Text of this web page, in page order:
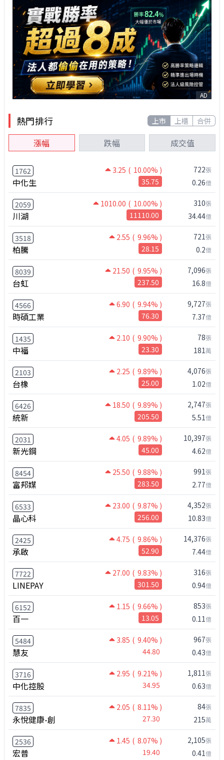
AD
熱門排行 上市 上櫃 合併
漲幅 跌幅 成交值
1762 3.25 ( 10.00% )
中化生 35.75
722張
0.26億
2059 1010.00 ( 10.00% )
川湖 11110.00
310張
34.44億
3518 2.55 ( 9.96% )
柏騰 28.15
721張
0.2億
8039 21.50 ( 9.95% )
台虹 237.50
7,096張
16.8億
4566 6.90 ( 9.94% )
時碩工業 76.30
9,727張
7.37億
1435 2.10 ( 9.90% )
中福 23.30
78張
181萬
2103 2.25 ( 9.89% )
台橡 25.00
4,076張
1.02億
6426 18.50 ( 9.89% )
統新 205.50
2,747張
5.51億
2031 4.05 ( 9.89% )
新光鋼 45.00
10,397張
4.62億
8454 25.50 ( 9.88% )
富邦媒 283.50
991張
2.77億
6533 23.00 ( 9.87% )
晶心科 256.00
4,352張
10.83億
2425 4.75 ( 9.86% )
承啟 52.90
14,376張
7.44億
7722 27.00 ( 9.83% )
LINEPAY 301.50
316張
0.94億
6152 1.15 ( 9.66% )
百一 13.05
853張
0.11億
5484 3.85 ( 9.40% )
慧友 44.80
967張
0.43億
3716 2.95 ( 9.21% )
中化控股 34.95
1,811張
0.63億
7835 2.05 ( 8.11% )
永悅健康-創 27.30
84張
215萬
2536 1.45 ( 8.07% )
宏普 19.40
2,105張
0.41億